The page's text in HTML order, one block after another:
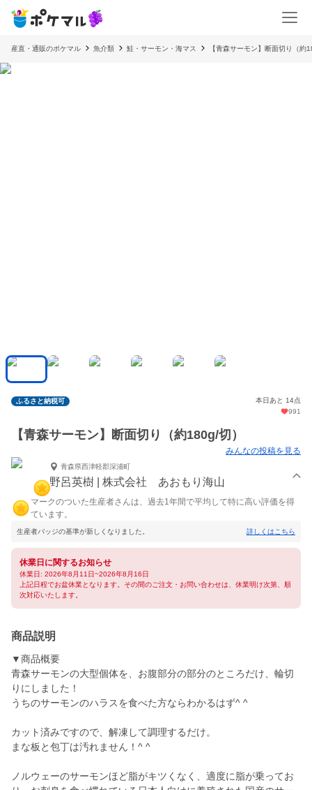
産直・通販のポケマル 魚介類 鮭・サーモン・海マス 【青森サーモン】断面切り（約
ふるさと納税可
本日あと 14点
991
【青森サーモン】断面切り（約180g/切）
みんなの投稿を見る
青森県西津軽郡深浦町
野呂英樹 | 株式会社 あおもり海山
マークのついた生産者さんは、過去1年間で平均して特に高い評価を得
ています。
生産者バッジの基準が新しくなりました。 詳しくはこちら
休業日に関するお知らせ
休業日: 2026年8月11日~2026年8月16日
上記日程でお盆休業となります。その間のご注文・お問い合わせは、休業明け次第、順
次対応いたします。
商品説明
▼商品概要
青森サーモンの大型個体を、お腹部分の部分のところだけ、輪切
りにしました！
うちのサーモンのハラスを食べた方ならわかるはず^ ^
カット済みですので、解凍して調理するだけ。
まな板と包丁は汚れません！^ ^
ノルウェーのサーモンほど脂がキツくなく、適度に脂が乗ってお